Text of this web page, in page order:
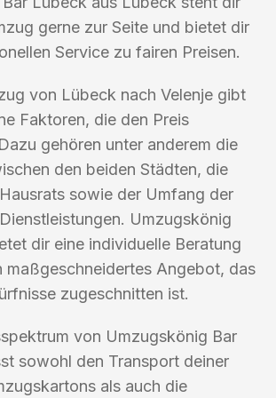
gerne zur Seite und bietet dir
Service zu fairen Preisen.
von Lübeck nach Velenje gibt
Faktoren, die den Preis
gehören unter anderem die
den beiden Städten, die
sowie der Umfang der
Umzugskönig
dir eine individuelle Beratung
maßgeschneidertes Angebot, das
zugeschnitten ist.
von Umzugskönig Bar
sowohl den Transport deiner
als auch die